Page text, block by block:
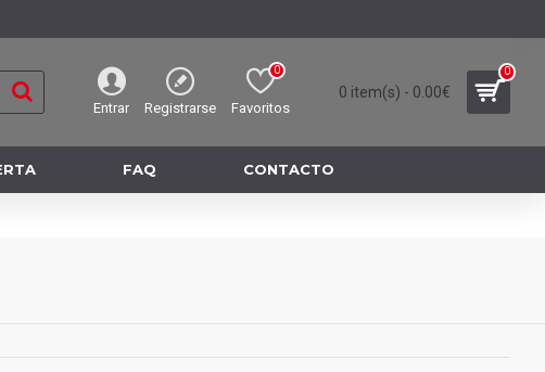
Entrar Registrarse Favoritos
0
0 item(s) - 0.00€
0
FAQ CONTACTO